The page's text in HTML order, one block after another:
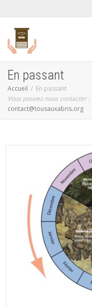
En passant
Accueil
En passant
Vous pouvez nous contacter :
contact@tousauxabris.org